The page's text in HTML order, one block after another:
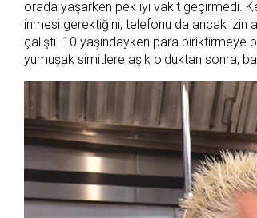
orada yaşarken pek iyi vakit geçirmedi.
inmesi gerektiğini, telefonu da ancak izin
çalıştı. 10 yaşındayken para
yumuşak simitlere aşık olduktan sonra,